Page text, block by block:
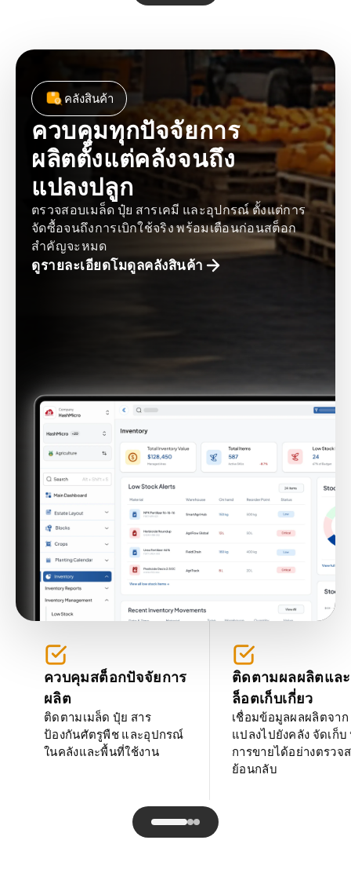
คลังสินค้า
ควบคุมทุกปัจจัยการ
ผลิตตั้งแต่คลังจนถึง
แปลงปลูก
ตรวจสอบเมล็ด ปุ๋ย สารเคมี และอุปกรณ์ ตั้งแต่การ
จัดซื้อจนถึงการเบิกใช้จริง พร้อมเตือนก่อนสต็อก
สำคัญจะหมด
ดูรายละเอียดโมดูลคลังสินค้า
ควบคุมสต็อกปัจจัยการ
ผลิต
ติดตามเมล็ด ปุ๋ย สาร
ป้องกันศัตรูพืช และอุปกรณ์
ในคลังและพื้นที่ใช้งาน
ติดตามผลผลิตและ
ล็อตเก็บเกี่ยว
เชื่อมข้อมูลผลผลิตจาก
แปลงไปยังคลัง จัดเก็บ
การขายได้อย่างตรวจ
ย้อนกลับ